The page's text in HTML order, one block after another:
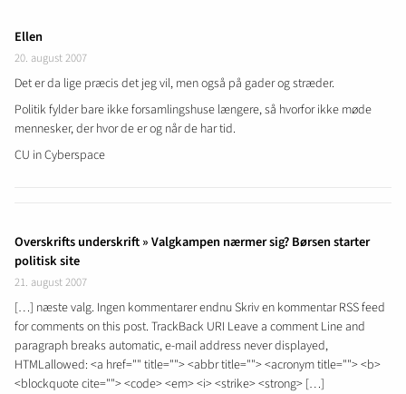
Ellen
20. august 2007
Det er da lige præcis det jeg vil, men også på gader og stræder.
Politik fylder bare ikke forsamlingshuse længere, så hvorfor ikke møde
mennesker, der hvor de er og når de har tid.
CU in Cyberspace
Overskrifts underskrift » Valgkampen nærmer sig? Børsen starter
politisk site
21. august 2007
[…] næste valg. Ingen kommentarer endnu Skriv en kommentar RSS feed
for comments on this post. TrackBack URI Leave a comment Line and
paragraph breaks automatic, e-mail address never displayed,
HTMLallowed: <a href="" title=""> <abbr title=""> <acronym title=""> <b>
<blockquote cite=""> <code> <em> <i> <strike> <strong> […]